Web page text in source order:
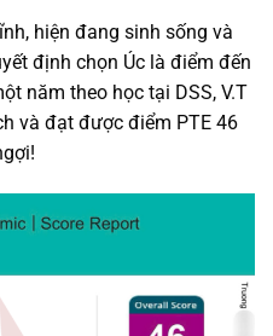
hiện đang sinh sống và
định chọn Úc là điểm đến
năm theo học tại DSS, V.T
và đạt được điểm PTE 46